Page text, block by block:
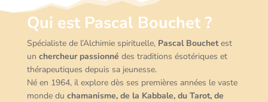
Qui est Pascal Bouchet ?
Spécialiste de l’Alchimie spirituelle, Pascal Bouchetest
un chercheur passionné des traditions ésotériques et
thérapeutiques depuis sa jeunesse.
Né en 1964, il explore dès ses premières années le vaste
monde du chamanisme, de la Kabbale, du Tarot, de